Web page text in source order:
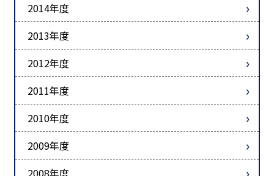
2014年度
2013年度
2012年度
2011年度
2010年度
2009年度
2008年度